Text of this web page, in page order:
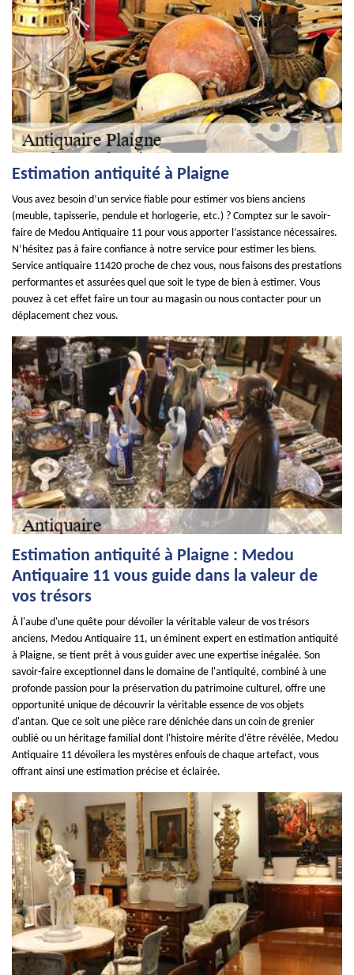
Estimation antiquité à Plaigne
Vous avez besoin d’un service fiable pour estimer vos biens anciens
(meuble, tapisserie, pendule et horlogerie, etc.) ? Comptez sur le savoir-
faire de Medou Antiquaire 11 pour vous apporter l’assistance nécessaires.
N’hésitez pas à faire confiance à notre service pour estimer les biens.
Service antiquaire 11420 proche de chez vous, nous faisons des prestations
performantes et assurées quel que soit le type de bien à estimer. Vous
pouvez à cet effet faire un tour au magasin ou nous contacter pour un
déplacement chez vous.
Estimation antiquité à Plaigne : Medou
Antiquaire 11 vous guide dans la valeur de
vos trésors
À l'aube d'une quête pour dévoiler la véritable valeur de vos trésors
anciens, Medou Antiquaire 11, un éminent expert en estimation antiquité
à Plaigne, se tient prêt à vous guider avec une expertise inégalée. Son
savoir-faire exceptionnel dans le domaine de l'antiquité, combiné à une
profonde passion pour la préservation du patrimoine culturel, offre une
opportunité unique de découvrir la véritable essence de vos objets
d'antan. Que ce soit une pièce rare dénichée dans un coin de grenier
oublié ou un héritage familial dont l'histoire mérite d'être révélée, Medou
Antiquaire 11 dévoilera les mystères enfouis de chaque artefact, vous
offrant ainsi une estimation précise et éclairée.